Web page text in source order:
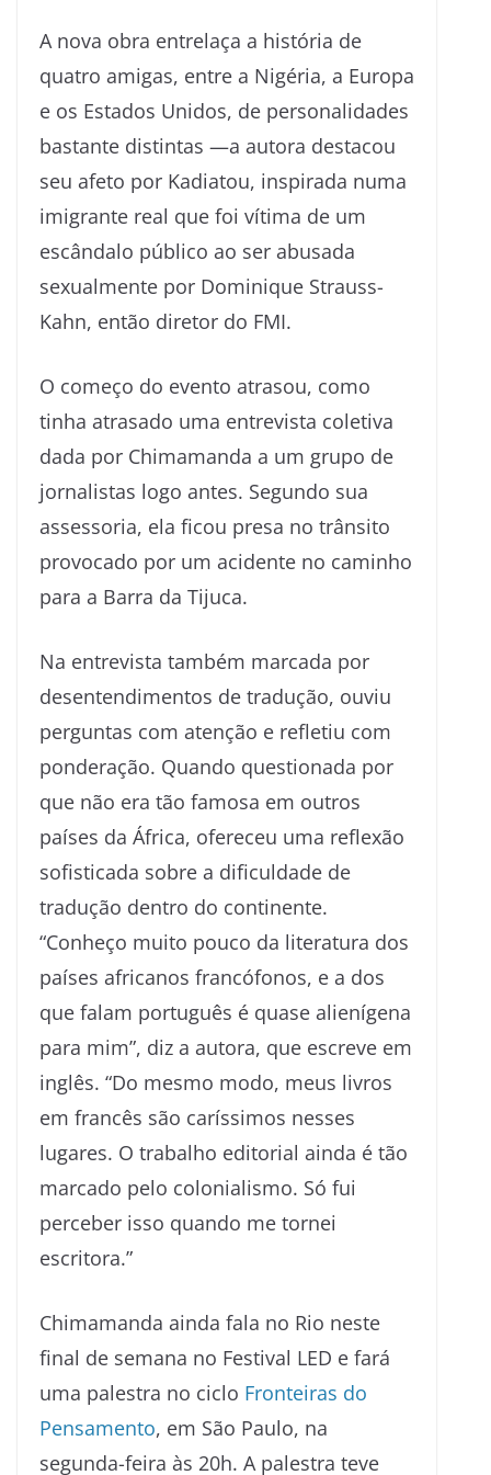
A nova obra entrelaça a história de
quatro amigas, entre a Nigéria, a Europa
e os Estados Unidos, de personalidades
bastante distintas —a autora destacou
seu afeto por Kadiatou, inspirada numa
imigrante real que foi vítima de um
escândalo público ao ser abusada
sexualmente por Dominique Strauss-
Kahn, então diretor do FMI.
O começo do evento atrasou, como
tinha atrasado uma entrevista coletiva
dada por Chimamanda a um grupo de
jornalistas logo antes. Segundo sua
assessoria, ela ficou presa no trânsito
provocado por um acidente no caminho
para a Barra da Tijuca.
Na entrevista também marcada por
desentendimentos de tradução, ouviu
perguntas com atenção e refletiu com
ponderação. Quando questionada por
que não era tão famosa em outros
países da África, ofereceu uma reflexão
sofisticada sobre a dificuldade de
tradução dentro do continente.
“Conheço muito pouco da literatura dos
países africanos francófonos, e a dos
que falam português é quase alienígena
para mim”, diz a autora, que escreve em
inglês. “Do mesmo modo, meus livros
em francês são caríssimos nesses
lugares. O trabalho editorial ainda é tão
marcado pelo colonialismo. Só fui
perceber isso quando me tornei
escritora.”
Chimamanda ainda fala no Rio neste
final de semana no Festival LED e fará
uma palestra no ciclo Fronteiras do
Pensamento, em São Paulo, na
segunda-feira às 20h. A palestra teve